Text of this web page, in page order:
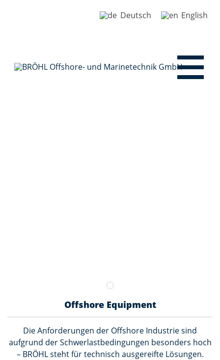
Deutsch
English
Offshore Equipment
Die Anforderungen der Offshore Industrie sind
aufgrund der Schwerlastbedingungen besonders hoch
– BRÖHL steht für technisch ausgereifte Lösungen.